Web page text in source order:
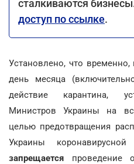
сталкиваются
доступ по ссылке.
Установлено, что
день месяца
действие карантина,
Министров Украины на
целью предотвращения
Украины
запрещается проведение